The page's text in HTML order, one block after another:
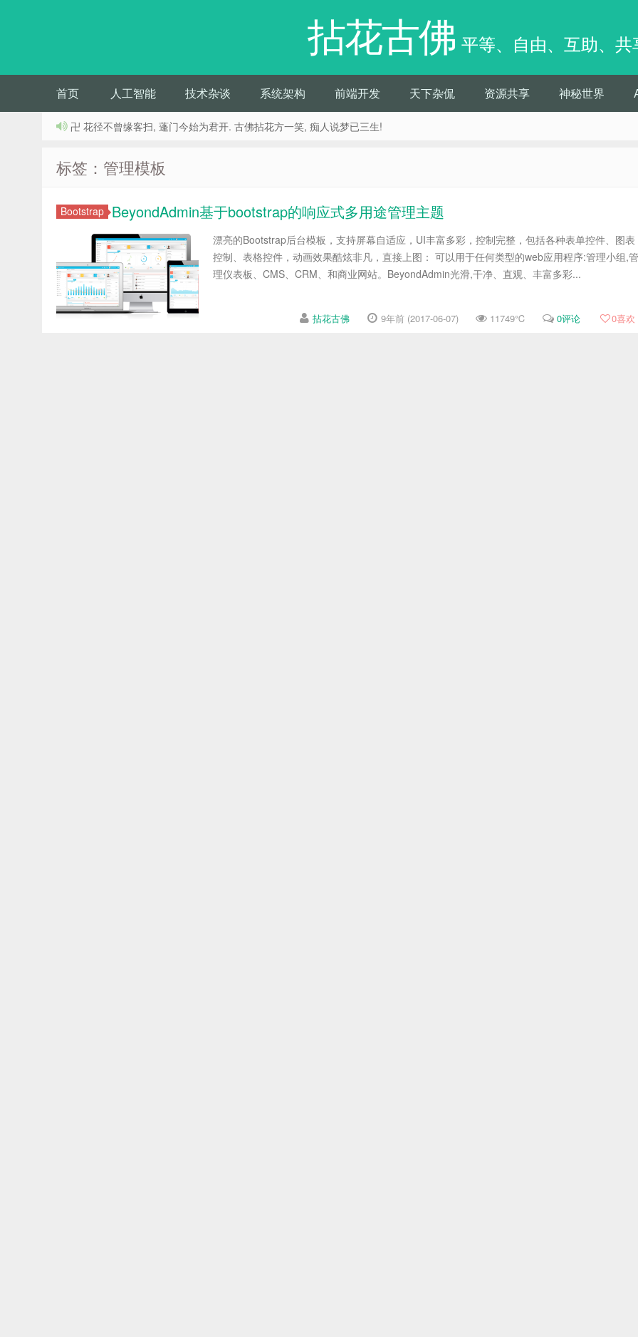
拈花古佛 平等、自由、互助、共
首页 人工智能 技术杂谈 系统架构 前端开发 天下杂侃 资源共享 神秘世界
卍 花径不曾缘客扫, 蓬门今始为君开. 古佛拈花方一笑, 痴人说梦已三生!
标签：管理模板
Bootstrap BeyondAdmin基于bootstrap的响应式多用途管理主题
漂亮的Bootstrap后台模板，支持屏幕自适应，UI丰富多彩，控制完整，包括各种表单控件、图表
控制、表格控件，动画效果酷炫非凡，直接上图： 可以用于任何类型的web应用程序:管理小组,管
理仪表板、CMS、CRM、和商业网站。BeyondAdmin光滑,干净、直观、丰富多彩...
拈花古佛 9年前 (2017-06-07) 11749℃ 0评论 0喜欢